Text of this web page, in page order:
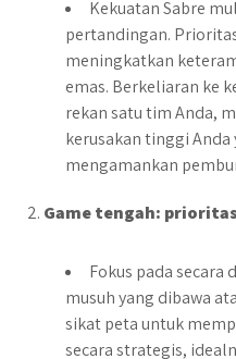
Kekuatan Sabre
pertandingan.
meningkatkan
emas. Berkeliaran ke
rekan satu tim Anda,
kerusakan tinggi
mengamankan
Game tengah:
Fokus pada
musuh yang dibawa
sikat peta untuk
secara strategis,